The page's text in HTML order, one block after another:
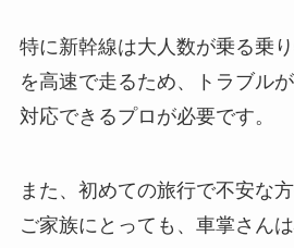
特に新幹線は大人数が乗る乗
を高速で走るため、トラブル
対応できるプロが必要です。
また、初めての旅行で不安な
ご家族にとっても、車掌さん